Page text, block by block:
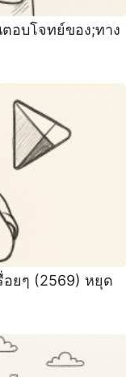
อบโจทย์ของ;ทาง
อยๆ (2569) หยุด